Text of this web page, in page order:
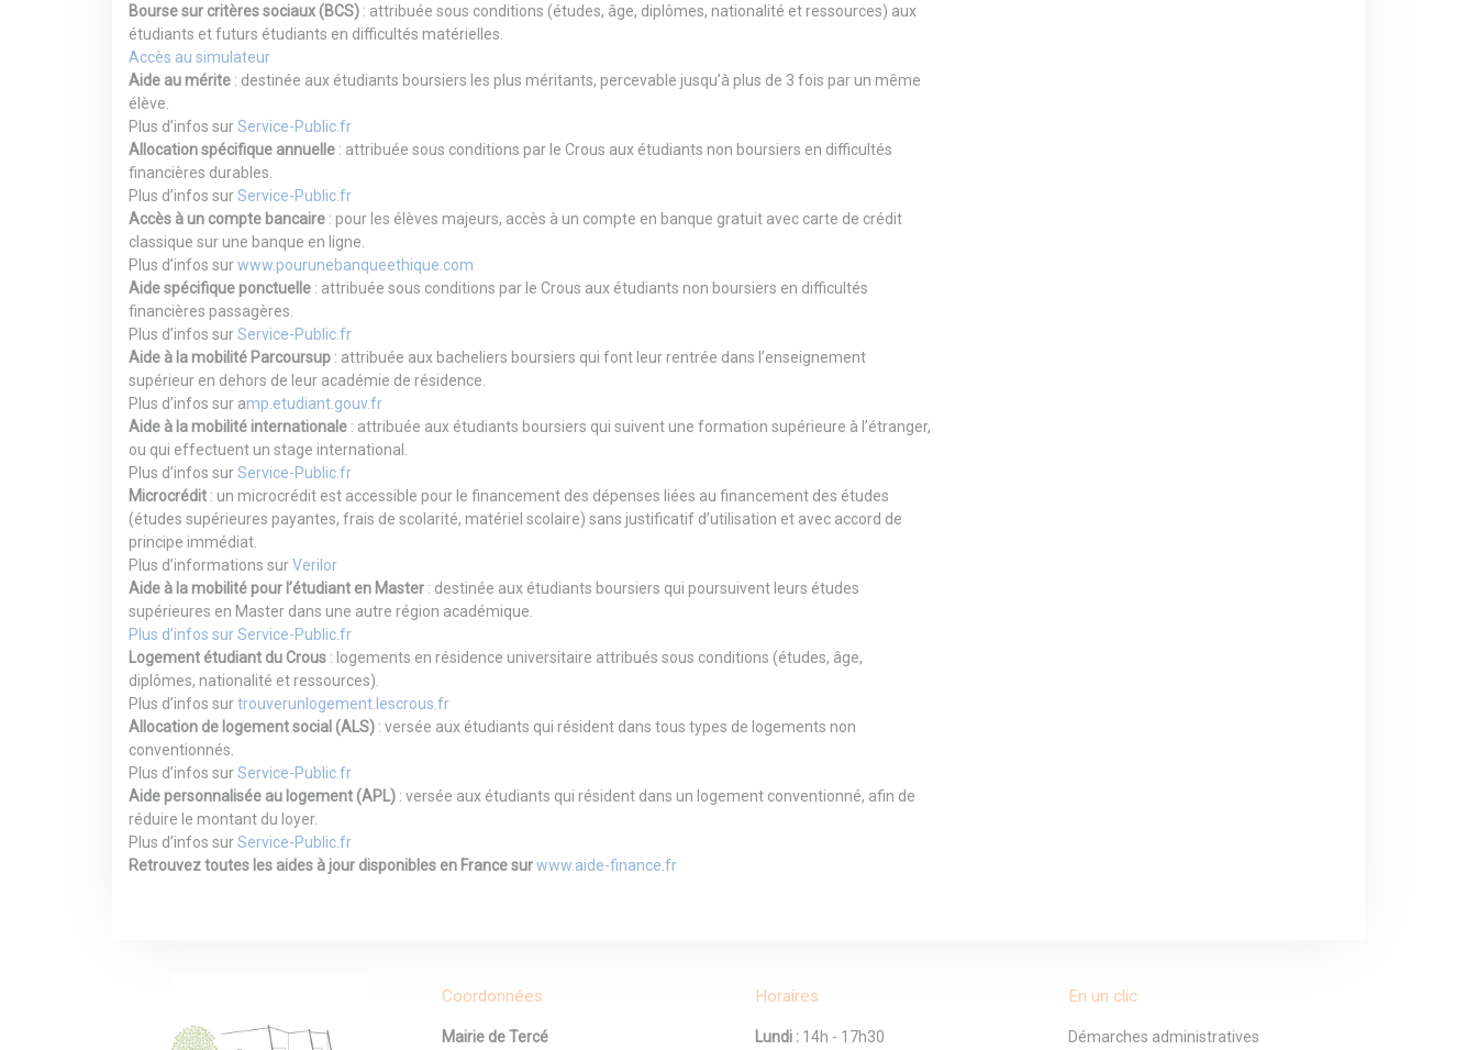
Bourse sur critères sociaux (BCS) : attribuée sous conditions (études, âge, diplômes, nationalité et ressources) aux
étudiants et futurs étudiants en difficultés matérielles.
Accès au simulateur
Aide au mérite : destinée aux étudiants boursiers les plus méritants, percevable jusqu’à plus de 3 fois par un même
élève.
Plus d’infos surService-Public.fr
Allocation spécifique annuelle : attribuée sous conditions par le Crous aux étudiants non boursiers en difficultés
financières durables.
Plus d’infos surService-Public.fr
Accès à un compte bancaire : pour les élèves majeurs, accès à un compte en banque gratuit avec carte de crédit
classique sur une banque en ligne.
Plus d’infos surwww.pourunebanqueethique.com
Aide spécifique ponctuelle : attribuée sous conditions par le Crous aux étudiants non boursiers en difficultés
financières passagères.
Plus d’infos surService-Public.fr
Aide à la mobilité Parcoursup : attribuée aux bacheliers boursiers qui font leur rentrée dans l’enseignement
supérieur en dehors de leur académie de résidence.
Plus d’infos sur amp.etudiant.gouv.fr
Aide à la mobilité internationale : attribuée aux étudiants boursiers qui suivent une formation supérieure à l’étranger,
ou qui effectuent un stage international.
Plus d’infos surService-Public.fr
Microcrédit : un microcrédit est accessible pour le financement des dépenses liées au financement des études
(études supérieures payantes, frais de scolarité, matériel scolaire) sans justificatif d’utilisation et avec accord de
principe immédiat.
Plus d’informations surVerilor
Aide à la mobilité pour l’étudiant en Master : destinée aux étudiants boursiers qui poursuivent leurs études
supérieures en Master dans une autre région académique.
Plus d’infos sur Service-Public.fr
Logement étudiant du Crous : logements en résidence universitaire attribués sous conditions (études, âge,
diplômes, nationalité et ressources).
Plus d’infos surtrouverunlogement.lescrous.fr
Allocation de logement social (ALS) : versée aux étudiants qui résident dans tous types de logements non
conventionnés.
Plus d’infos surService-Public.fr
Aide personnalisée au logement (APL) : versée aux étudiants qui résident dans un logement conventionné, afin de
réduire le montant du loyer.
Plus d’infos surService-Public.fr
Retrouvez toutes les aides à jour disponibles en France surwww.aide-finance.fr
Coordonnées
Mairie de Tercé
Horaires
Lundi :14h - 17h30
En un clic
Démarches administratives